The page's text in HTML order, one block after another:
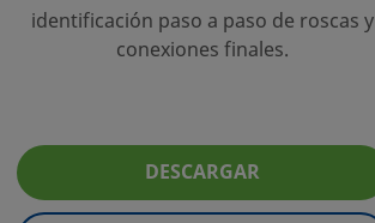
identificación paso a paso de roscas y
conexiones finales.
DESCARGAR